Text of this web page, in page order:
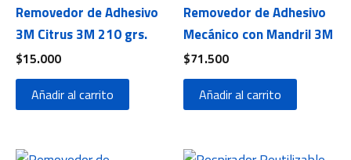
Removedor de Adhesivo
3M Citrus 3M 210 grs.
$15.000
Añadir al carrito
Removedor de Adhesivo
Mecánico con Mandril 3M
$71.500
Añadir al carrito